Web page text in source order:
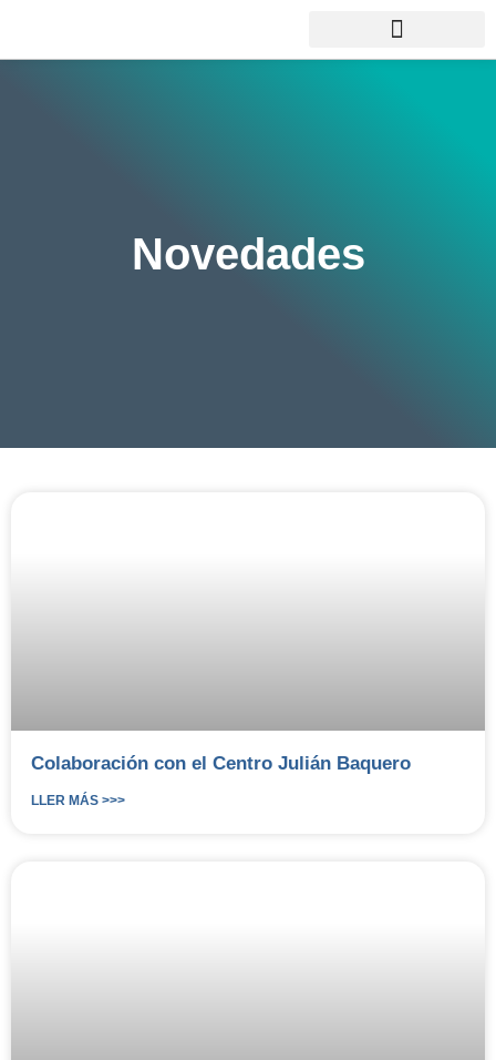
Novedades
Colaboración con el Centro Julián Baquero
LLER MÁS >>>